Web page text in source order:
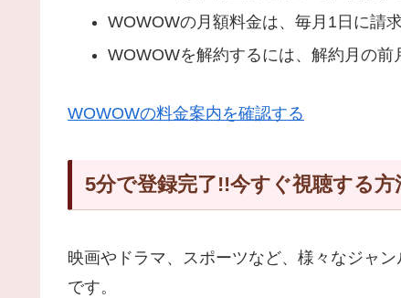
WOWOWの月額料金は、毎月1日に請求
WOWOWを解約するには、解約月の前
WOWOWの料金案内を確認する
5分で登録完了!!今すぐ視聴する方
映画やドラマ、スポーツなど、様々なジャ
です。